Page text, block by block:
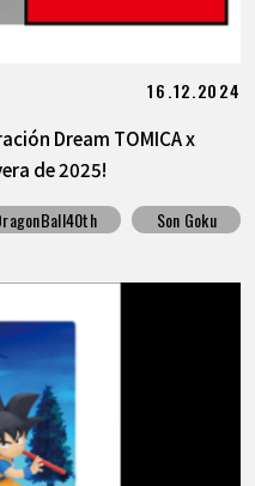
16.12.2024
Dream TOMICA x
de 2025!
Son Goku